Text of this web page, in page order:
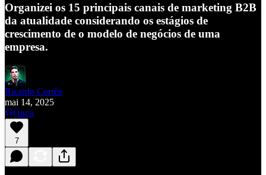
Organizei os 15 principais canais de marketing B2B
da atualidade considerando os estágios de
crescimento de o modelo de negócios de uma
empresa.
Ricardo Corrêa
mai 14, 2025
Ouça
7